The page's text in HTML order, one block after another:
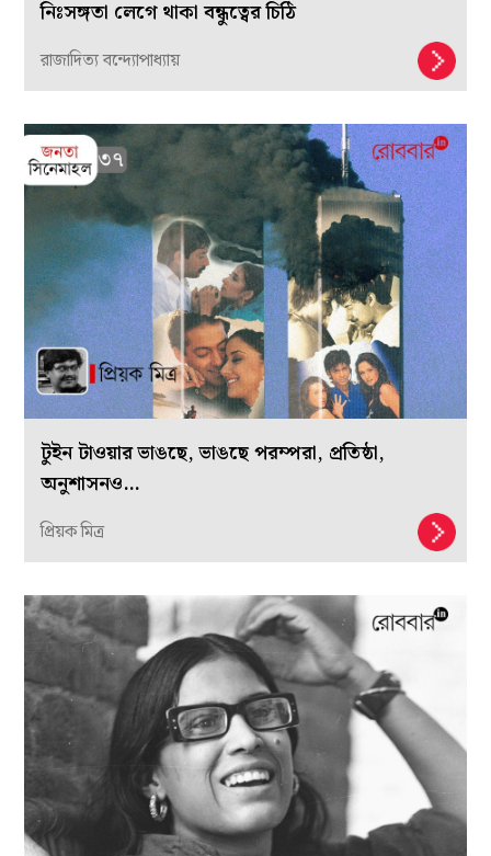
নিঃসঙ্গতা লেগে থাকা বন্ধুত্বের চিঠি
রাজাদিত্য বন্দ্যোপাধ্যায়
টুইন টাওয়ার ভাঙছে, ভাঙছে পরম্পরা, প্রতিষ্ঠা,
অনুশাসনও…
প্রিয়ক মিত্র